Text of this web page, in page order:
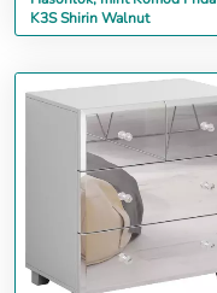
K3S Shirin Walnut